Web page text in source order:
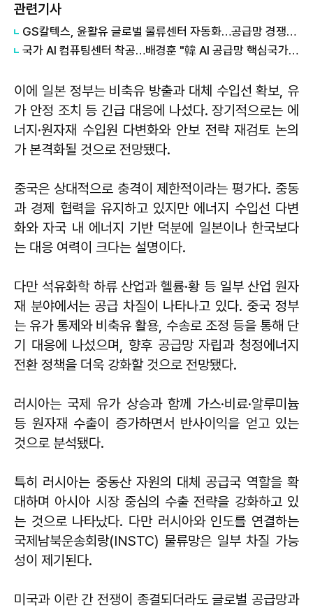
관련기사
GS칼텍스, 윤활유 글로벌 물류센터 자동화…공급망 경쟁력 강화
국가 AI 컴퓨팅센터 착공…배경훈 "韓 AI 공급망 핵심국가로 성장"
이에 일본 정부는 비축유 방출과 대체 수입선 확보, 유
가 안정 조치 등 긴급 대응에 나섰다. 장기적으로는 에
너지·원자재 수입원 다변화와 안보 전략 재검토 논의
가 본격화될 것으로 전망됐다.
중국은 상대적으로 충격이 제한적이라는 평가다. 중동
과 경제 협력을 유지하고 있지만 에너지 수입선 다변
화와 자국 내 에너지 기반 덕분에 일본이나 한국보다
는 대응 여력이 크다는 설명이다.
다만 석유화학 하류 산업과 헬륨·황 등 일부 산업 원자
재 분야에서는 공급 차질이 나타나고 있다. 중국 정부
는 유가 통제와 비축유 활용, 수송로 조정 등을 통해 단
기 대응에 나섰으며, 향후 공급망 자립과 청정에너지
전환 정책을 더욱 강화할 것으로 전망됐다.
러시아는 국제 유가 상승과 함께 가스·비료·알루미늄
등 원자재 수출이 증가하면서 반사이익을 얻고 있는
것으로 분석됐다.
특히 러시아는 중동산 자원의 대체 공급국 역할을 확
대하며 아시아 시장 중심의 수출 전략을 강화하고 있
는 것으로 나타났다. 다만 러시아와 인도를 연결하는
국제남북운송회랑(INSTC) 물류망은 일부 차질 가능
성이 제기된다.
미국과 이란 간 전쟁이 종결되더라도 글로벌 공급망과